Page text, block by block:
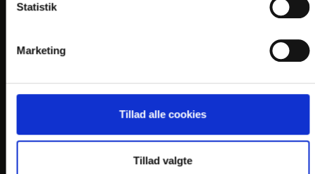
Statistik
Marketing
Tillad alle cookies
Tillad valgte
E-mail:info@dronninglundhotel.dk
En del af: